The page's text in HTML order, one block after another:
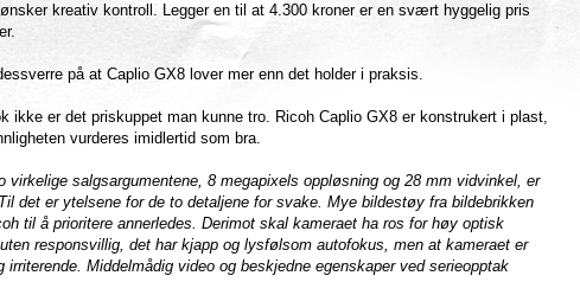
kreativ kontroll. Legger en til at 4.300 kroner er en svært hyggelig pris
på at Caplio GX8 lover mer enn det holder i praksis.
ikke er det priskuppet man kunne tro. Ricoh Caplio GX8 er konstrukert i plast,
vurderes imidlertid som bra.
salgsargumentene, 8 megapixels oppløsning og 28 mm vidvinkel, er
det er ytelsene for de to detaljene for svake. Mye bildestøy fra bildebrikken
til å prioritere annerledes. Derimot skal kameraet ha ros for høy optisk
responsvillig, det har kjapp og lysfølsom autofokus, men at kameraet er
Middelmådig video og beskjedne egenskaper ved serieopptak